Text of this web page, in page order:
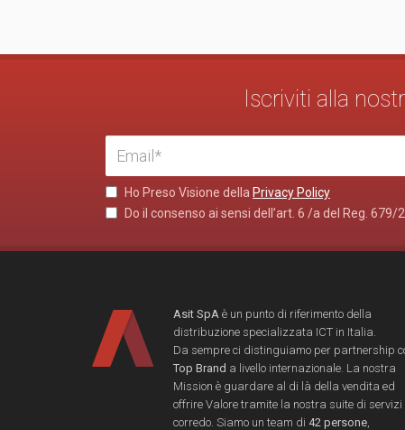
Iscriviti alla
Ho Preso Visione della Privacy Policy
Do il consenso ai sensi dell’art. 6 /a del Reg.
Asit SpA è un punto di riferimento della
distribuzione specializzata ICT in Italia.
Da sempre ci distinguiamo per partnership
Top Brand a livello internazionale. La nostra
Mission è guardare al di là della vendita ed
offrire Valore tramite la nostra suite di servizi
corredo. Siamo un team di 42 persone